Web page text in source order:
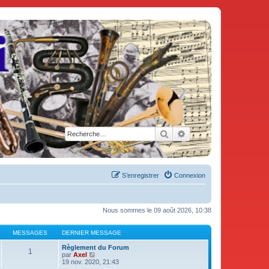
Rechercher
Recherche avancée
Connexion
S’enregistrer
Nous sommes le 09 août 2026, 10:38
MESSAGES DERNIER MESSAGE
1
Règlement du Forum
par Axel
o
19 nov. 2020, 21:43